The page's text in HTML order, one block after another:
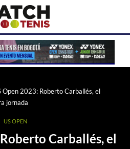
Open 2023: Roberto Carballés, el
jornada
US OPEN
Carballés, el